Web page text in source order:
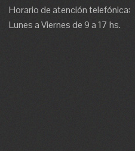
Horario de atención telefónica:
Lunes a Viernes de 9 a 17 hs.